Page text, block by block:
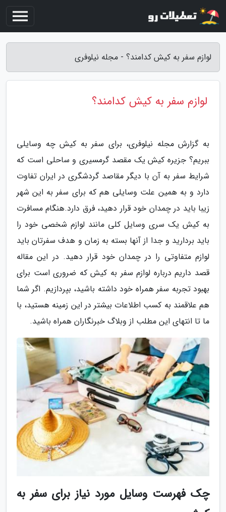
لوازم سفر به کیش کدامند؟ - مجله نیلوفری
لوازم سفر به کیش کدامند؟
به گزارش مجله نیلوفری، برای سفر به کیش چه وسایلی
ببریم؟ جزیره کیش یک مقصد گرمسیری و ساحلی است که
شرایط سفر به آن با دیگر مقاصد گردشگری در ایران تفاوت
دارد و به همین علت وسایلی هم که برای سفر به این شهر
زیبا باید در چمدان خود قرار دهید، فرق دارد.هنگام مسافرت
به کیش یک سری وسایل کلی مانند لوازم شخصی خود را
باید بردارید و جدا از آنها بسته به زمان و هدف سفرتان باید
لوازم متفاوتی را در چمدان خود قرار دهید. در این مقاله
قصد داریم درباره لوازم سفر به کیش که ضروری است برای
بهبود تجربه سفر همراه خود داشته باشید، بپردازیم. اگر شما
هم علاقمند به کسب اطلاعات بیشتر در این زمینه هستید، با
ما تا انتهای این مطلب از وبلاگ خبرنگاران همراه باشید.
چک فهرست وسایل مورد نیاز برای سفر به